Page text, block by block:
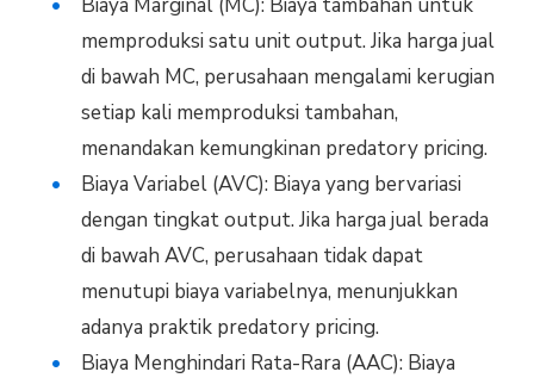
memproduksi satu unit output. Jika harga jual
di bawah MC, perusahaan mengalami kerugian
setiap kali memproduksi tambahan,
menandakan kemungkinan predatory pricing.
Biaya Variabel (AVC): Biaya yang bervariasi
dengan tingkat output. Jika harga jual berada
di bawah AVC, perusahaan tidak dapat
menutupi biaya variabelnya, menunjukkan
adanya praktik predatory pricing.
Biaya Menghindari Rata-Rara (AAC): Biaya